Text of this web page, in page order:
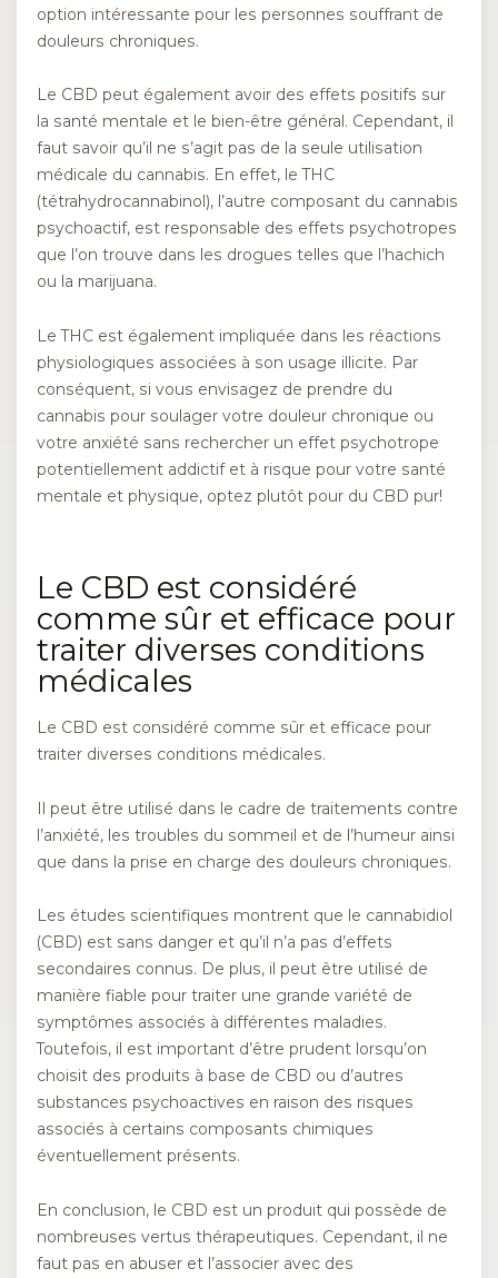
option intéressante pour les personnes souffrant de
douleurs chroniques.
Le CBD peut également avoir des effets positifs sur
la santé mentale et le bien-être général. Cependant, il
faut savoir qu’il ne s’agit pas de la seule utilisation
médicale du cannabis. En effet, le THC
(tétrahydrocannabinol), l’autre composant du cannabis
psychoactif, est responsable des effets psychotropes
que l’on trouve dans les drogues telles que l’hachich
ou la marijuana.
Le THC est également impliquée dans les réactions
physiologiques associées à son usage illicite. Par
conséquent, si vous envisagez de prendre du
cannabis pour soulager votre douleur chronique ou
votre anxiété sans rechercher un effet psychotrope
potentiellement addictif et à risque pour votre santé
mentale et physique, optez plutôt pour du CBD pur!
Le CBD est considéré
comme sûr et efficace pour
traiter diverses conditions
médicales
Le CBD est considéré comme sûr et efficace pour
traiter diverses conditions médicales.
Il peut être utilisé dans le cadre de traitements contre
l’anxiété, les troubles du sommeil et de l’humeur ainsi
que dans la prise en charge des douleurs chroniques.
Les études scientifiques montrent que le cannabidiol
(CBD) est sans danger et qu’il n’a pas d’effets
secondaires connus. De plus, il peut être utilisé de
manière fiable pour traiter une grande variété de
symptômes associés à différentes maladies.
Toutefois, il est important d’être prudent lorsqu’on
choisit des produits à base de CBD ou d’autres
substances psychoactives en raison des risques
associés à certains composants chimiques
éventuellement présents.
En conclusion, le CBD est un produit qui possède de
nombreuses vertus thérapeutiques. Cependant, il ne
faut pas en abuser et l’associer avec des